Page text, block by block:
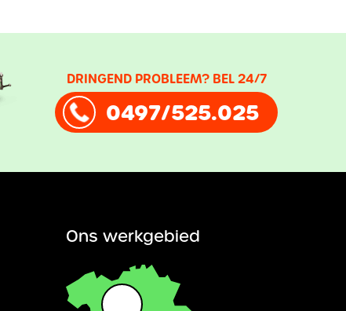
DRINGEND PROBLEEM? BEL 24/7
0497/525.025
Ons werkgebied